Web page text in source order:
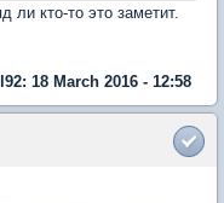
ли кто-то это заметит.
18 March 2016 - 12:58